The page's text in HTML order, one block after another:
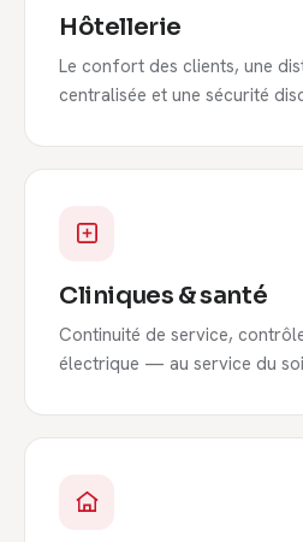
Hôtellerie
Le confort des clients, une
centralisée et une sécurité
Cliniques & santé
Continuité de service,
électrique — au service du